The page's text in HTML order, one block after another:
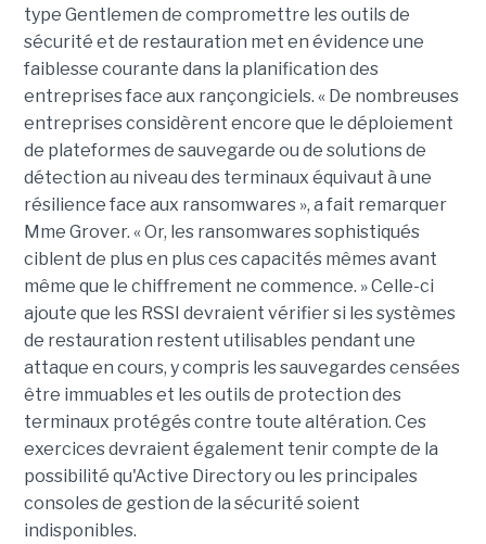
type Gentlemen de compromettre les outils de
sécurité et de restauration met en évidence une
faiblesse courante dans la planification des
entreprises face aux rançongiciels. « De nombreuses
entreprises considèrent encore que le déploiement
de plateformes de sauvegarde ou de solutions de
détection au niveau des terminaux équivaut à une
résilience face aux ransomwares », a fait remarquer
Mme Grover. « Or, les ransomwares sophistiqués
ciblent de plus en plus ces capacités mêmes avant
même que le chiffrement ne commence. » Celle-ci
ajoute que les RSSI devraient vérifier si les systèmes
de restauration restent utilisables pendant une
attaque en cours, y compris les sauvegardes censées
être immuables et les outils de protection des
terminaux protégés contre toute altération. Ces
exercices devraient également tenir compte de la
possibilité qu'Active Directory ou les principales
consoles de gestion de la sécurité soient
indisponibles.